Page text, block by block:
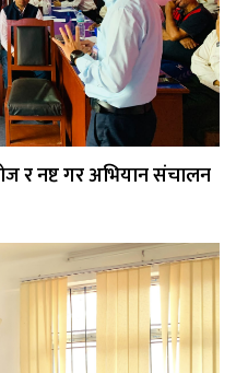
र नष्ट गर अभियान संचालन